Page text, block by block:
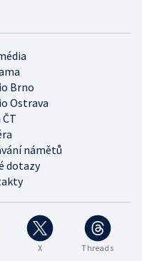
X Threads
Brno
Ostrava
ČT
námětů
dotazy